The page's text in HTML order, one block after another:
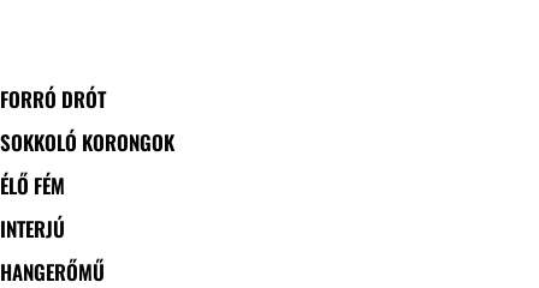
FORRÓ DRÓT
SOKKOLÓ KORONGOK
ÉLŐ FÉM
INTERJÚ
HANGERŐMŰ